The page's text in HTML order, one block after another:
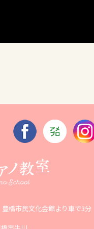
橋市民文化会館より車で3分